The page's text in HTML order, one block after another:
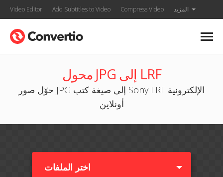
Video Editor Add Subtitles to Video Compress Video المزيد
محول JPG إلى LRF
حوّل صور JPG إلى صيغة كتب Sony LRF الإلكترونية
أونلاين
اختر الملفات